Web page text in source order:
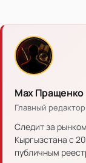
Мах Пращенко
Главный
Следит за
Кыргызстана с
публичным